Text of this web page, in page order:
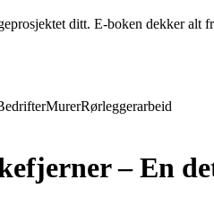
ditt. E-boken dekker alt
MurerRørleggerarbeid
– En